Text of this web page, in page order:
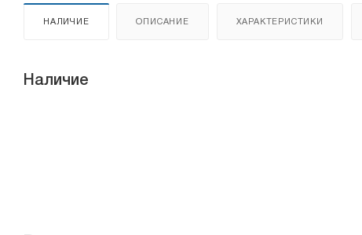
НАЛИЧИЕ ОПИСАНИЕ ХАРАКТЕРИСТИКИ
Наличие